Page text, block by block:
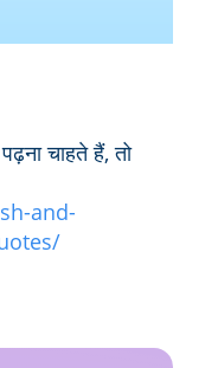
चाहते हैं, तो
and-